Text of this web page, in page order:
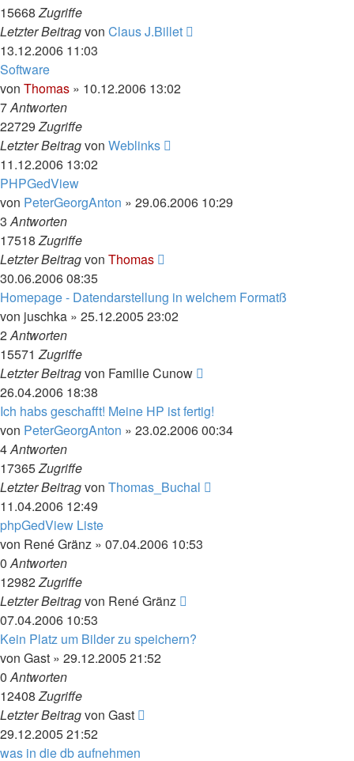
15668Zugriffe
Letzter Beitragvon Claus J.Billet
13.12.2006 11:03
Software
von Thomas » 10.12.2006 13:02
7Antworten
22729Zugriffe
Letzter Beitragvon Weblinks
11.12.2006 13:02
PHPGedView
von PeterGeorgAnton » 29.06.2006 10:29
3Antworten
17518Zugriffe
Letzter Beitragvon Thomas
30.06.2006 08:35
Homepage - Datendarstellung in welchem Formatß
von juschka » 25.12.2005 23:02
2Antworten
15571Zugriffe
Letzter Beitragvon Familie Cunow
26.04.2006 18:38
Ich habs geschafft! Meine HP ist fertig!
von PeterGeorgAnton » 23.02.2006 00:34
4Antworten
17365Zugriffe
Letzter Beitragvon Thomas_Buchal
11.04.2006 12:49
phpGedView Liste
von René Gränz » 07.04.2006 10:53
0Antworten
12982Zugriffe
Letzter Beitragvon René Gränz
07.04.2006 10:53
Kein Platz um Bilder zu speichern?
von Gast » 29.12.2005 21:52
0Antworten
12408Zugriffe
Letzter Beitragvon Gast
29.12.2005 21:52
was in die db aufnehmen